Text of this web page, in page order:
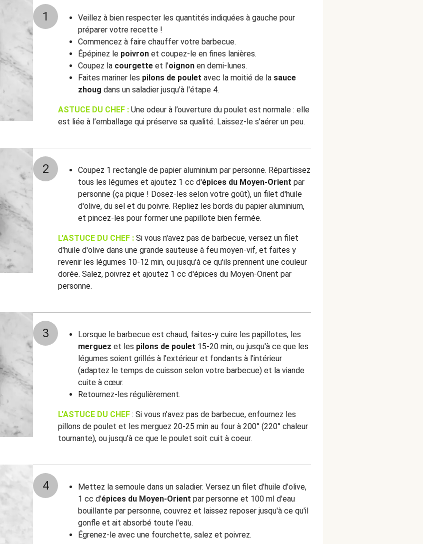
1
Veillez à bien respecter les quantités indiquées à gauche pour
préparer votre recette !
Commencez à faire chauffer votre barbecue.
Épépinez le poivron et coupez-le en fines lanières.
Coupez la courgette et l'oignon en demi-lunes.
Faites mariner les pilons de poulet avec la moitié de la sauce
zhoug dans un saladier jusqu'à l'étape 4.
ASTUCE DU CHEF : Une odeur à l’ouverture du poulet est normale : elle
est liée à l’emballage qui préserve sa qualité. Laissez-le s’aérer un peu.
2
Coupez 1 rectangle de papier aluminium par personne. Répartissez
tous les légumes et ajoutez 1 cc d'épices du Moyen-Orient par
personne (ça pique ! Dosez-les selon votre goût), un filet d'huile
d'olive, du sel et du poivre. Repliez les bords du papier aluminium,
et pincez-les pour former une papillote bien fermée.
L'ASTUCE DU CHEF : Si vous n'avez pas de barbecue, versez un filet
d'huile d'olive dans une grande sauteuse à feu moyen-vif, et faites y
revenir les légumes 10-12 min, ou jusqu'à ce qu'ils prennent une couleur
dorée. Salez, poivrez et ajoutez 1 cc d'épices du Moyen-Orient par
personne.
3
Lorsque le barbecue est chaud, faites-y cuire les papillotes, les
merguez et les pilons de poulet 15-20 min, ou jusqu'à ce que les
légumes soient grillés à l'extérieur et fondants à l'intérieur
(adaptez le temps de cuisson selon votre barbecue) et la viande
cuite à cœur.
Retournez-les régulièrement.
L'ASTUCE DU CHEF : Si vous n'avez pas de barbecue, enfournez les
pillons de poulet et les merguez 20-25 min au four à 200° (220° chaleur
tournante), ou jusqu'à ce que le poulet soit cuit à coeur.
4
Mettez la semoule dans un saladier. Versez un filet d'huile d'olive,
1 cc d'épices du Moyen-Orient par personne et 100 ml d'eau
bouillante par personne, couvrez et laissez reposer jusqu'à ce qu'il
gonfle et ait absorbé toute l'eau.
Égrenez-le avec une fourchette, salez et poivrez.